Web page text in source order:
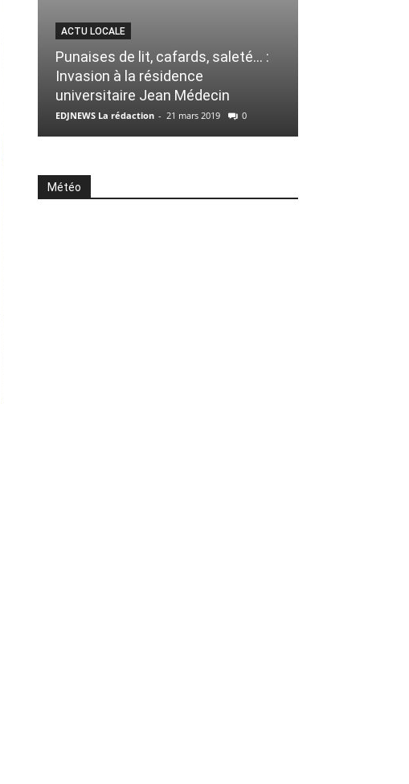
ACTU LOCALE
Punaises de lit, cafards, saleté… :
Invasion à la résidence
universitaire Jean Médecin
EDJNEWS La rédaction - 21 mars 2019 0
Météo